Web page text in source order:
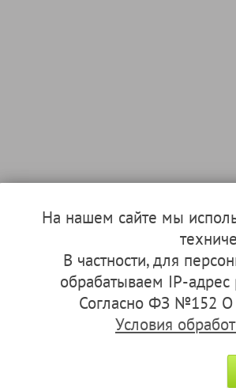
На нашем сайте мы
В частности, для
обрабатываем IP-
Согласно ФЗ №152 О
Условия